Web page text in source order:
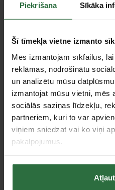
Piekrišana Sīkāka
Šī tīmekļa vietne izmanto
Mēs izmantojam sīkfailus,
reklāmas, nodrošinātu
un analizētu mūsu
izmantojat mūsu vietni, mēs
sociālās saziņas līdzekļu,
partneriem, kuri to var
viņiem sniedzat vai ko viņi
pakalpojumus.
Apraksts
Izgatavots no speciāla tērauda,
Specifikācija
Svars
Garums
Platums